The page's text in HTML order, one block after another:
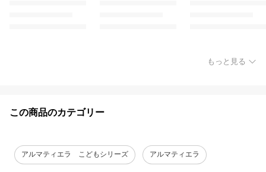
もっと見る
この商品のカテゴリー
アルマティエラ こどもシリーズ アルマティエラ